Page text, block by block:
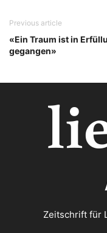
Previous article
«Ein Traum ist in
gegangen»
Zeitschrift für